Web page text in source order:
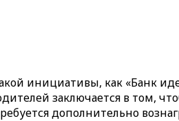
инициативы, как «Банк
заключается в том,
дополнительно